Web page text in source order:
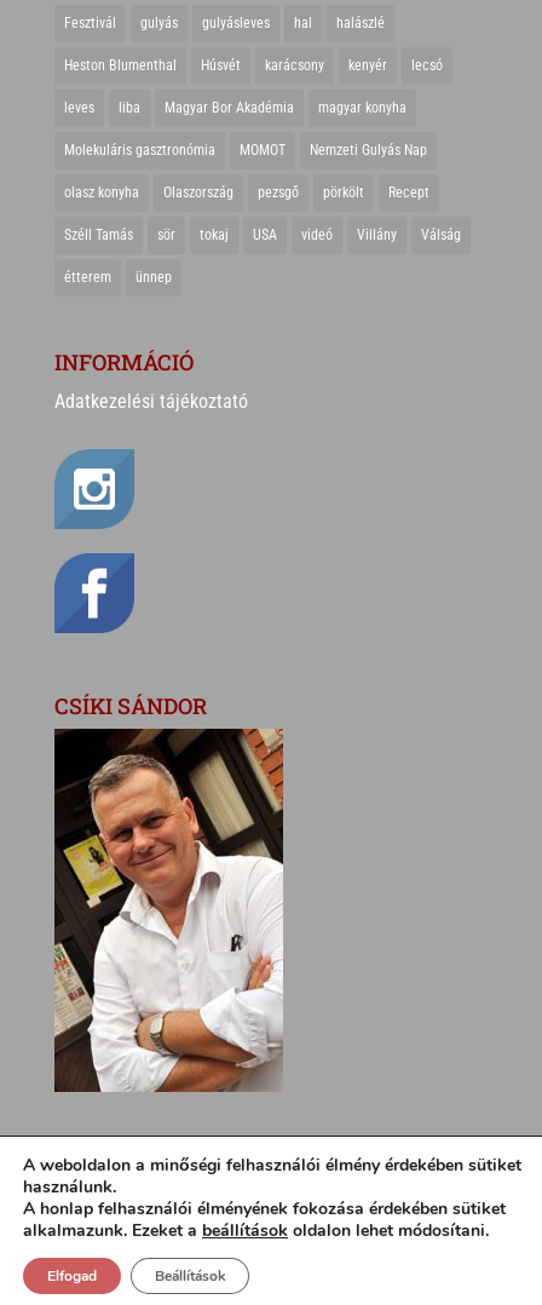
Fesztivál gulyás gulyásleves hal halászlé
Heston Blumenthal Húsvét karácsony kenyér lecsó
leves liba Magyar Bor Akadémia magyar konyha
Molekuláris gasztronómia MOMOT Nemzeti Gulyás Nap
olasz konyha Olaszország pezsgő pörkölt Recept
Széll Tamás sör tokaj USA videó Villány Válság
étterem ünnep
INFORMÁCIÓ
Adatkezelési tájékoztató
CSÍKI SÁNDOR
Design:
A weboldalon a minőségi felhasználói élmény érdekében sütiket
használunk.
A honlap felhasználói élményének fokozása érdekében sütiket
alkalmazunk. Ezeket a beállítások oldalon lehet módosítani.
Elfogad Beállítások